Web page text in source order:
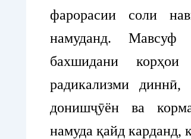
фарорасии соли
намуданд. Мавсуф
бахшидани
радикализми
донишҷӯён ва
намуда қайд карданд,